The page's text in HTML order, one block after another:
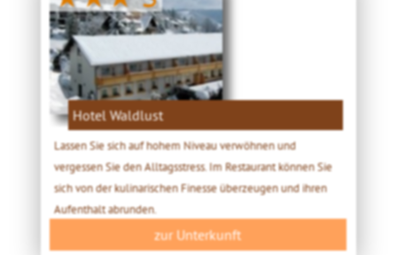
Hotel Waldlust
Lassen Sie sich auf hohem Niveau verwöhnen und
vergessen Sie den Alltagsstress. Im Restaurant können Sie
sich von der kulinarischen Finesse überzeugen und ihren
Aufenthalt abrunden.
zur Unterkunft